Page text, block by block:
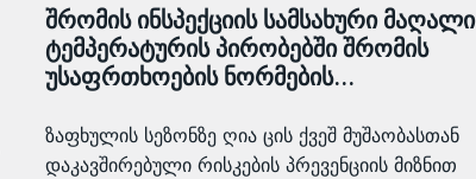
შრომის ინსპექციის სამსახური მაღალი
ტემპერატურის პირობებში შრომის
უსაფრთხოების ნორმების…
ზაფხულის სეზონზე ღია ცის ქვეშ მუშაობასთან
დაკავშირებული რისკების პრევენციის მიზნით